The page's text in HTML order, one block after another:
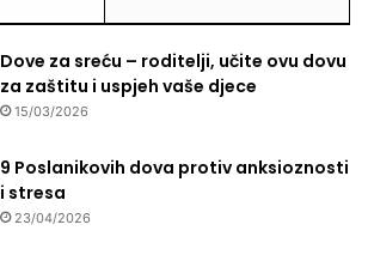
Dove za sreću – roditelji, učite ovu dovu
za zaštitu i uspjeh vaše djece
15/03/2026
9 Poslanikovih dova protiv anksioznosti
i stresa
23/04/2026